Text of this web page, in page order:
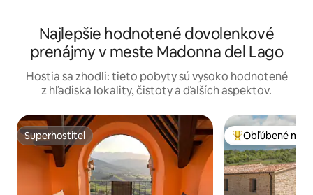
Najlepšie hodnotené dovolenkové
prenájmy v meste Madonna del Lago
Hostia sa zhodli: tieto pobyty sú vysoko hodnotené
z hľadiska lokality, čistoty a ďalších aspektov.
Superhostiteľ
Superhostiteľ Najobľúbenejšie
Obľúbené